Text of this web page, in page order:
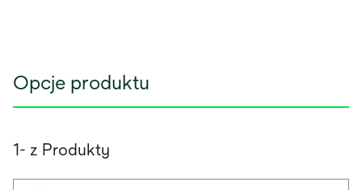
Opcje produktu
1- z Produkty